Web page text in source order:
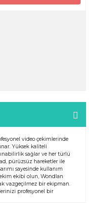
video çekimlerinde
Yüksek kaliteli
sağlar ve her türlü
pürüzsüz hareketler ile
sayesinde kullanım
ekibi olun, Wondlan
vazgeçilmez bir ekipman.
profesyonel bir